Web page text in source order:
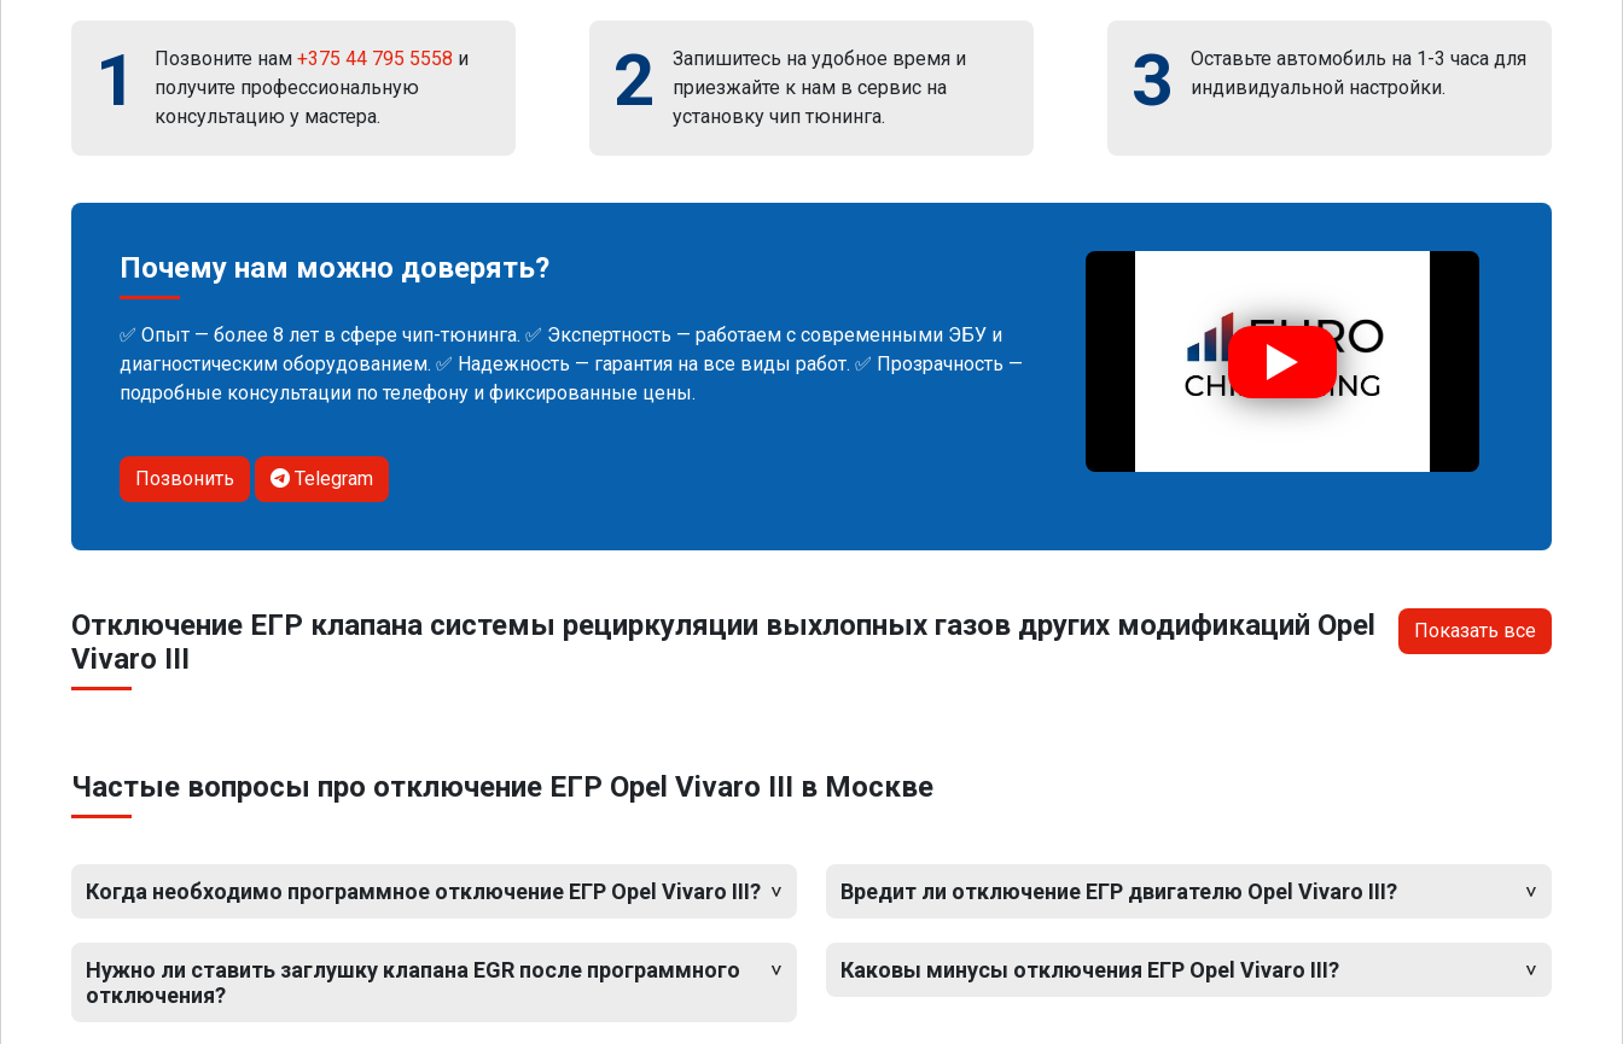
1 Позвоните нам +375 44 795 5558 и
получите профессиональную
консультацию у мастера.
2
Запишитесь на удобное время и
приезжайте к нам в сервис на
установку чип тюнинга.
3
Оставьте автомобиль на 1-3 часа для
индивидуальной настройки.
Почему нам можно доверять?
✅ Опыт — более 8 лет в сфере чип-тюнинга. ✅ Экспертность — работаем с современными ЭБУ и
диагностическим оборудованием. ✅ Надежность — гарантия на все виды работ. ✅ Прозрачность —
подробные консультации по телефону и фиксированные цены.
Позвонить Telegram
Отключение ЕГР клапана системы рециркуляции выхлопных газов других модификаций Opel
Vivaro III
Показать все
Частые вопросы про отключение ЕГР Opel Vivaro III в Москве
Когда необходимо программное отключение ЕГР Opel Vivaro III?
Нужно ли ставить заглушку клапана EGR после программного
отключения?
Вредит ли отключение ЕГР двигателю Opel Vivaro III?
Каковы минусы отключения ЕГР Opel Vivaro III?